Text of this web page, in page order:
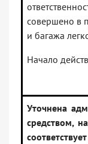
совершено в
и багажа
Начало
Уточнена
средством,